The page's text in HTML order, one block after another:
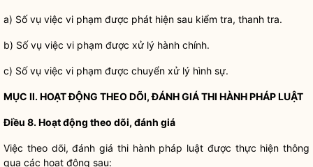
a) Số vụ việc vi phạm được phát hiện sau kiểm tra, thanh tra.
b) Số vụ việc vi phạm được xử lý hành chính.
c) Số vụ việc vi phạm được chuyển xử lý hình sự.
MỤC II. HOẠT ĐỘNG THEO DÕI, ĐÁNH GIÁ THI HÀNH PHÁPLUẬT
Điều 8. Hoạt động theo dõi, đánh giá
Việc theo dõi, đánh giá thi hành pháp luật được thực hiện thông
qua các hoạt động sau: